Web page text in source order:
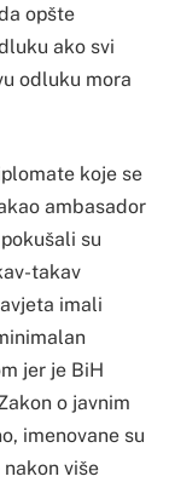
opšte
ako svi
odluku mora
koje se
ambasador
su
takav
imali
jer je BiH
o javnim
imenovane su
više